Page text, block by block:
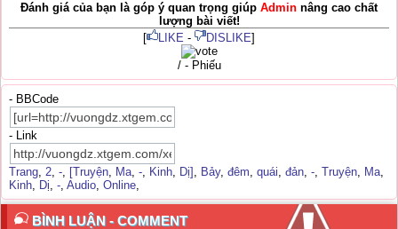
Đánh giá của bạn là góp ý quan trọng giúp Admin nâng cao chất
lượng bài viết!
[
LIKE - DISLIKE]
/ - Phiếu
- BBCode
- Link
Trang, 2, -, [Truyện, Ma, -, Kinh, Dị] , Bảy, đêm, quái, đản, -, Truyện, Ma,
Kinh, Dị, -, Audio, Online,
BÌNH LUẬN - COMMENT